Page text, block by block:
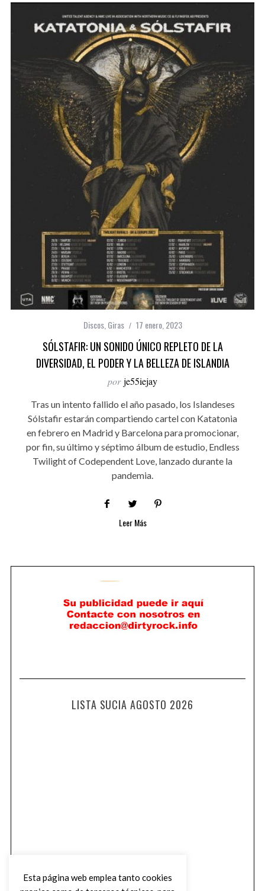
Discos, Giras 17 enero, 2023
SÓLSTAFIR: UN SONIDO ÚNICO REPLETO DE LA
DIVERSIDAD, EL PODER Y LA BELLEZA DE ISLANDIA
por je55iejay
Tras un intento fallido el año pasado, los Islandeses
Sólstafir estarán compartiendo cartel con Katatonia
en febrero en Madrid y Barcelona para promocionar,
por fin, su último y séptimo álbum de estudio, Endless
Twilight of Codependent Love, lanzado durante la
pandemia.
Leer Más
LISTA SUCIA AGOSTO 2026
Esta página web emplea tanto cookies